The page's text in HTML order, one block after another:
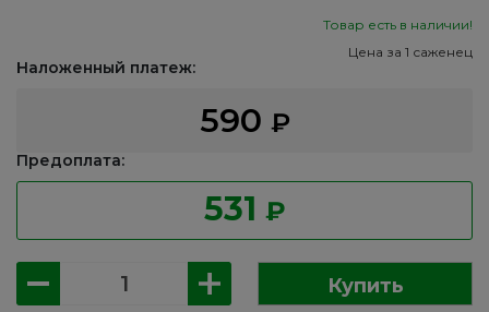
Товар есть в наличии!
Цена за 1 саженец
Наложенный платеж:
590 ₽
Предоплата:
531 ₽
Количество
товара
Купить